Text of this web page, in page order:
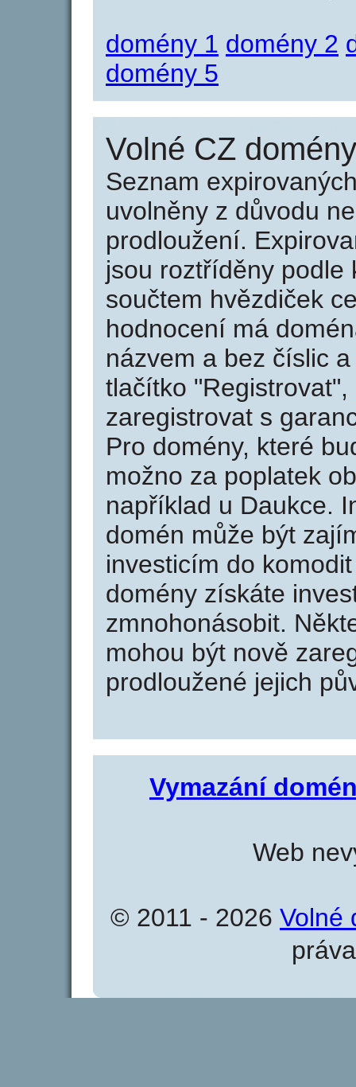
domény 1 domény 2
domény 5
Volné CZ
Seznam
uvolněny z důvodu
prodloužení.
jsou roztříděny podle
součtem hvězdiček
hodnocení má
názvem a bez číslic
tlačítko
zaregistrovat s
Pro domény, které
možno za poplatek
například u Daukce.
domén může být
investicím do
domény získáte
zmnohonásobit.
mohou být nově
prodloužené jejich
Vymazání
Web
© 2011 - 2026 Volné